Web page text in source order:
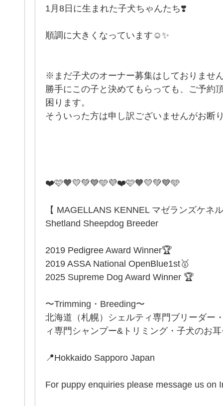
1月8日に生まれた子犬ちゃんたち❣️
順調に大きくなっています☺️✨
※まだ子犬のオーナー募集はしておりませ
勝手にこの子と決めてもらっても、ご予約
困ります。
そういった方は申し訳ございませんがお断
❤️🩷🧡💛💚💙🩵💜❤️🩷🧡💛💚💙🩵
【 MAGELLANS KENNEL マゼランズケネ
Shetland Sheepdog Breeder
2019 Pedigree Award Winner🏆
2019 ASSA National OpenBlue1st🥇
2025 Supreme Dog Award Winner 🏆
〜Trimming・Breeding〜
北海道（札幌）シェルティ専門ブリーダー
ィ専門シャンプー&トリミング・子犬のお
📍Hokkaido Sapporo Japan
For puppy enquiries please message us on